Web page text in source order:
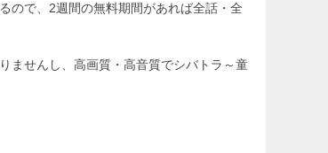
ので、2週間の無料期間があれば全話・全
ませんし、高画質・高音質でシバトラ～童